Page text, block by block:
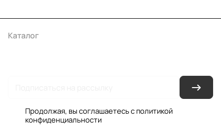
Каталог
Продолжая, вы соглашаетесь с политикой
конфиденциальности